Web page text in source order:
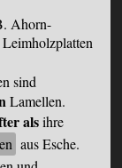
Ahorn-
sind
Lamellen.
alsihre
aus Esche.